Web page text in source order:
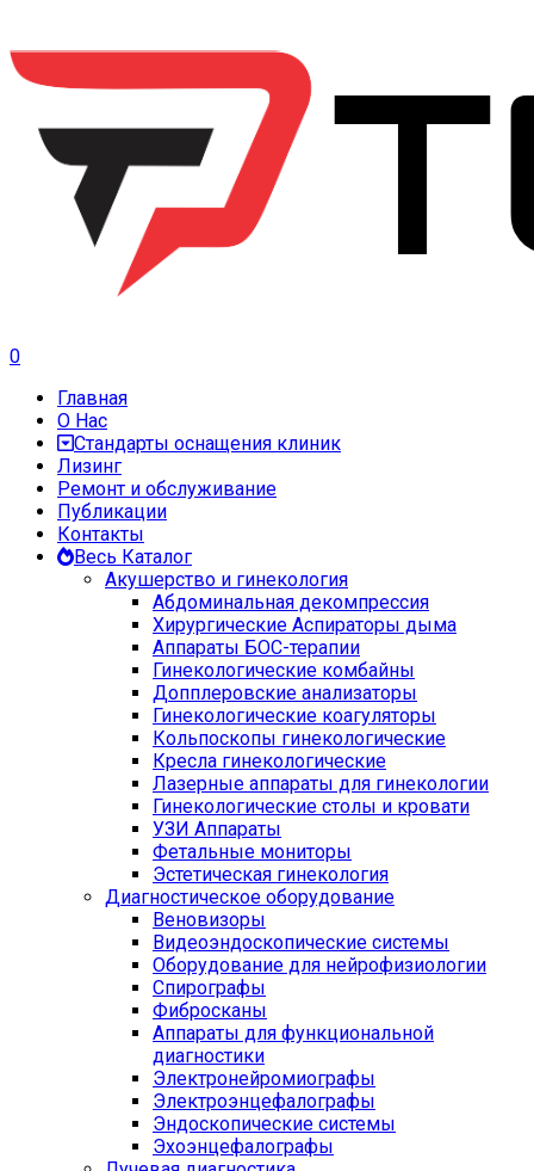
0
Главная
О Нас
Стандарты оснащения клиник
Лизинг
Ремонт и обслуживание
Публикации
Контакты
Весь Каталог
Акушерство и гинекология
Абдоминальная декомпрессия
Хирургические Аспираторы дыма
Аппараты БОС-терапии
Гинекологические комбайны
Допплеровские анализаторы
Гинекологические коагуляторы
Кольпоскопы гинекологические
Кресла гинекологические
Лазерные аппараты для гинекологии
Гинекологические столы и кровати
УЗИ Аппараты
Фетальные мониторы
Эстетическая гинекология
Диагностическое оборудование
Веновизоры
Видеоэндоскопические системы
Оборудование для нейрофизиологии
Спирографы
Фибросканы
Аппараты для функциональной
диагностики
Электронейромиографы
Электроэнцефалографы
Эндоскопические системы
Эхоэнцефалографы